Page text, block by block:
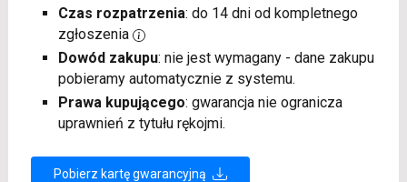
Czas rozpatrzenia: do 14 dni od kompletnego
zgłoszenia
Dowód zakupu: nie jest wymagany - dane zakupu
pobieramy automatycznie z systemu.
Prawa kupującego: gwarancja nie ogranicza
uprawnień z tytułu rękojmi.
Pobierz kartę gwarancyjną